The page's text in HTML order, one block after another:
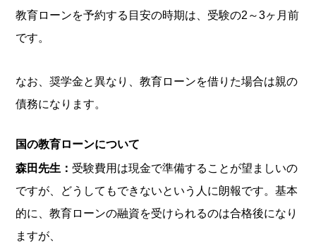
教育ローンを予約する目安の時期は、受験の2～3ヶ月前
です。
なお、奨学金と異なり、教育ローンを借りた場合は親の
債務になります。
国の教育ローンについて
森田先生： 受験費用は現金で準備することが望ましいの
ですが、どうしてもできないという人に朗報です。基本
的に、教育ローンの融資を受けられるのは合格後になり
ますが、